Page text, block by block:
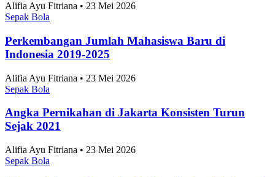
Alifia Ayu Fitriana • 23 Mei 2026
Sepak Bola
Perkembangan Jumlah Mahasiswa Baru di
Indonesia 2019-2025
Alifia Ayu Fitriana • 23 Mei 2026
Sepak Bola
Angka Pernikahan di Jakarta Konsisten Turun
Sejak 2021
Alifia Ayu Fitriana • 23 Mei 2026
Sepak Bola